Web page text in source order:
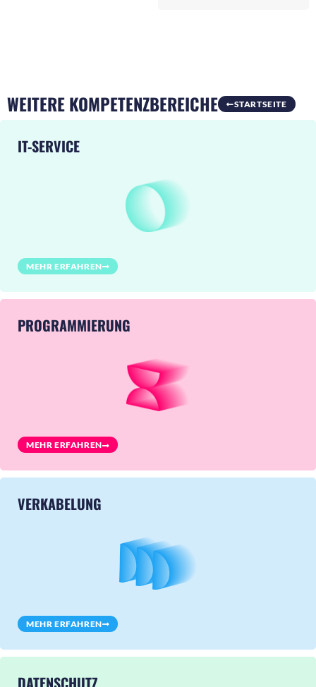
WEITERE KOMPETENZBEREICHE STARTSEITE
IT-SERVICE
MEHR ERFAHREN
PROGRAMMIERUNG
MEHR ERFAHREN
VERKABELUNG
MEHR ERFAHREN
DATENSCHUTZ